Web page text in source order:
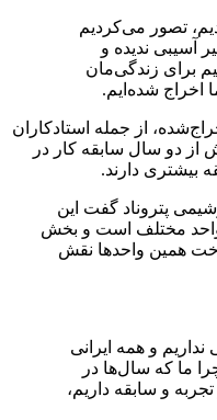
تصور می‌کردیم
آسیبی ندیده و
برای زندگی‌مان
اخراج شده‌ایم.
از جمله استادکاران
از دو سال سابقه کار در
بیشتری دارند.
پتروناد گفت این
مختلف است و بخش
همین واحدها نقش
و همه ایرانی
ما که سال‌ها در
و سابقه داریم،